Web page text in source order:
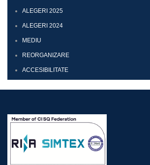
ALEGERI 2025
ALEGERI 2024
MEDIU
REORGANIZARE
ACCESIBILITATE